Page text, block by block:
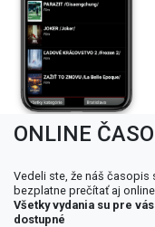
ONLINE
Vedeli ste, že náš časopis
bezplatne prečítať aj
Všetky vydania su pre vás
dostupné